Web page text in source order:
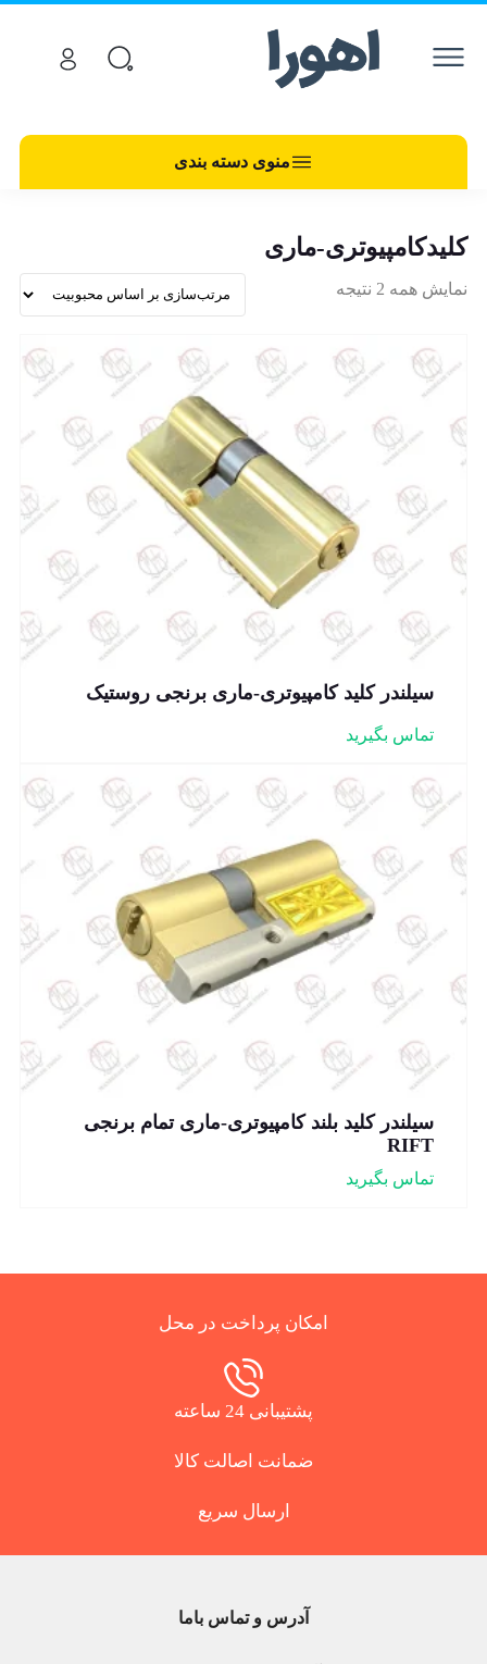
منوی دسته بندی
کلیدکامپیوتری-ماری
نمایش همه 2 نتیجه
سیلندر کلید کامپیوتری-ماری برنجی روستیک
تماس بگیرید
سیلندر کلید بلند کامپیوتری-ماری تمام برنجی
RIFT
تماس بگیرید
امکان پرداخت در محل
پشتیبانی 24 ساعته
ضمانت اصالت کالا
ارسال سریع
آدرس و تماس باما